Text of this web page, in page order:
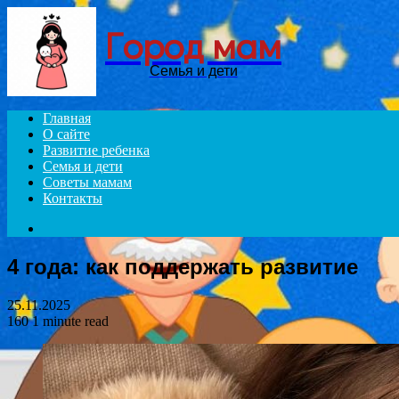
Город мам
Семья и дети
Главная
О сайте
Развитие ребенка
Семья и дети
Советы мамам
Контакты
4 года: как поддержать развитие
25.11.2025
1601 minute read